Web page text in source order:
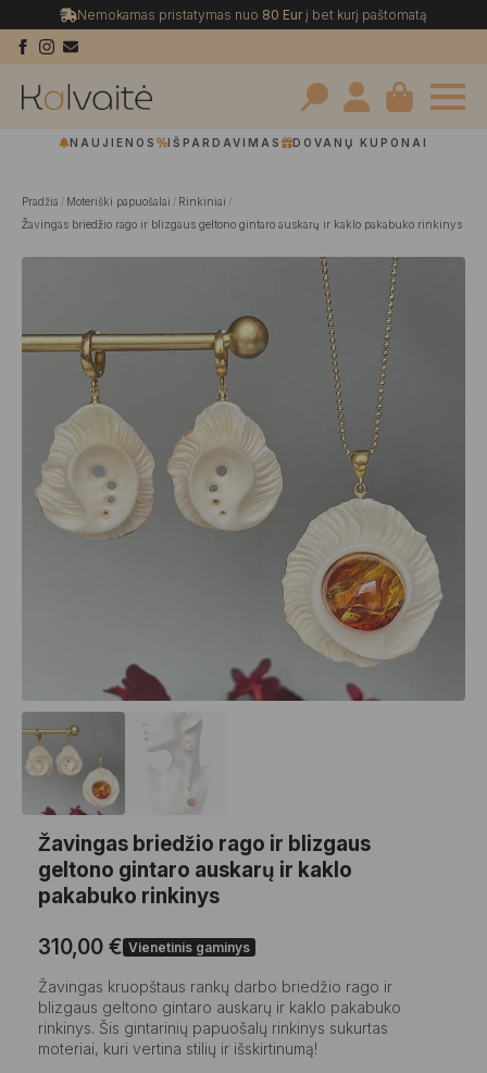
Nemokamas pristatymas nuo 80 Eurį bet kurį paštomatą
Search
NAUJIENOS IŠPARDAVIMAS DOVANŲ KUPONAI
Pradžia Moteriški papuošalai
Rinkiniai
Žavingas briedžio rago ir blizgaus geltono gintaro auskarų ir kaklo pakabuko rinkinys
Žavingas briedžio rago ir blizgaus
geltono gintaro auskarų ir kaklo
pakabuko rinkinys
310,00 € Vienetinis gaminys
Žavingas kruopštaus rankų darbo briedžio rago ir
blizgaus geltono gintaro auskarų ir kaklo pakabuko
rinkinys. Šis gintarinių papuošalų rinkinys sukurtas
moteriai, kuri vertina stilių ir išskirtinumą!